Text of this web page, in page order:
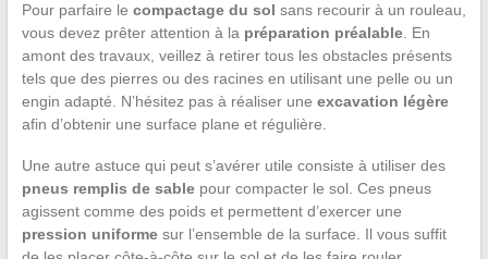
Pour parfaire le compactage du sol sans recourir à un rouleau,
vous devez prêter attention à la préparation préalable. En
amont des travaux, veillez à retirer tous les obstacles présents
tels que des pierres ou des racines en utilisant une pelle ou un
engin adapté. N’hésitez pas à réaliser une excavation légère
afin d’obtenir une surface plane et régulière.
Une autre astuce qui peut s’avérer utile consiste à utiliser des
pneus remplis de sablepour compacter le sol. Ces pneus
agissent comme des poids et permettent d’exercer une
pression uniformesur l’ensemble de la surface. Il vous suffit